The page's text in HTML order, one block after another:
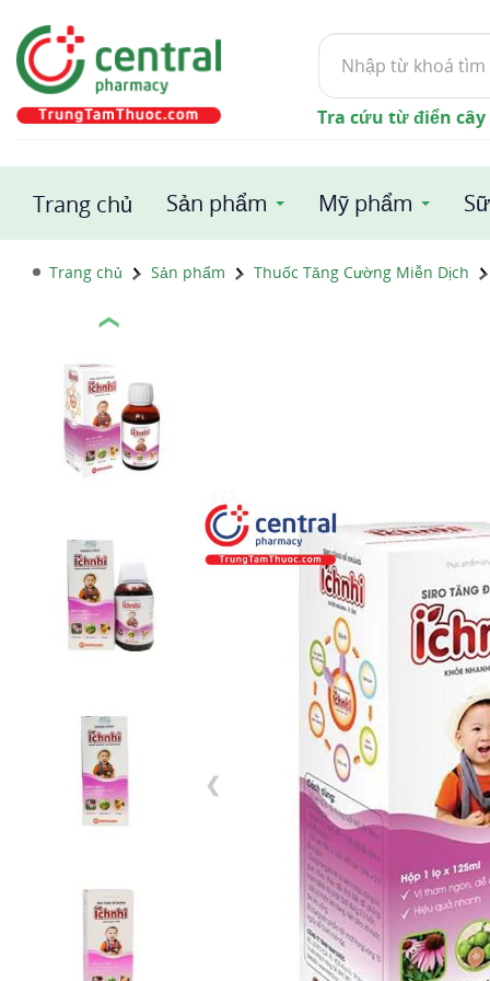
Tìm
kiếm
Tra cứu từ điển
Trang chủ Sản phẩm Mỹ phẩm
Trang chủ Sản phẩm Thuốc Tăng Cường Miễn Dịch
❮
❮